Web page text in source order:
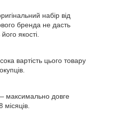
набір від
бренда не дасть
якості.
вартість цього товару
максимально довге
місяців.